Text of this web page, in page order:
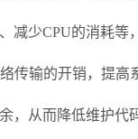
少CPU的消耗等
传输的开销，提高
，从而降低维护代